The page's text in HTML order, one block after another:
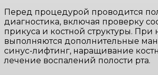
Перед процедурой проводится
диагностика, включая проверку
прикуса и костной структуры. При
выполняются дополнительные
синус-лифтинг, наращивание
лечение воспалений полости рта.